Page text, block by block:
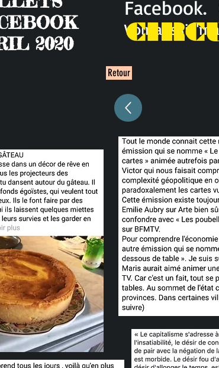
Retour
2020
Voir aussi